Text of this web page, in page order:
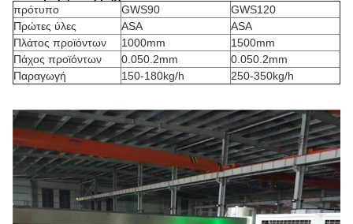
πρότυπο
GWS90
GWS120
Πρώτες ύλες
ASA
ASA
Πλάτος προϊόντων
1000mm
1500mm
Πάχος προϊόντων
0.050.2mm
0.050.2mm
Παραγωγή
150-180kg/h 250-350kg/h